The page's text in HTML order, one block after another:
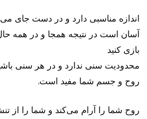
اندازه مناسبی دارد و در دست جای
آسان است در نتیجه همجا و در همه حال
بازی کنید
محدودیت سنی ندارد و در هر سنی
روح و جسم شما مفید است.
روح شما را آرام می‌کند و شما را از